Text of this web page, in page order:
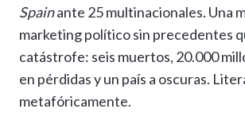
Spainante 25 multinacionales. Una
marketing político sin precedentes
catástrofe: seis muertos, 20.000
en pérdidas y un país a oscuras.
metafóricamente.